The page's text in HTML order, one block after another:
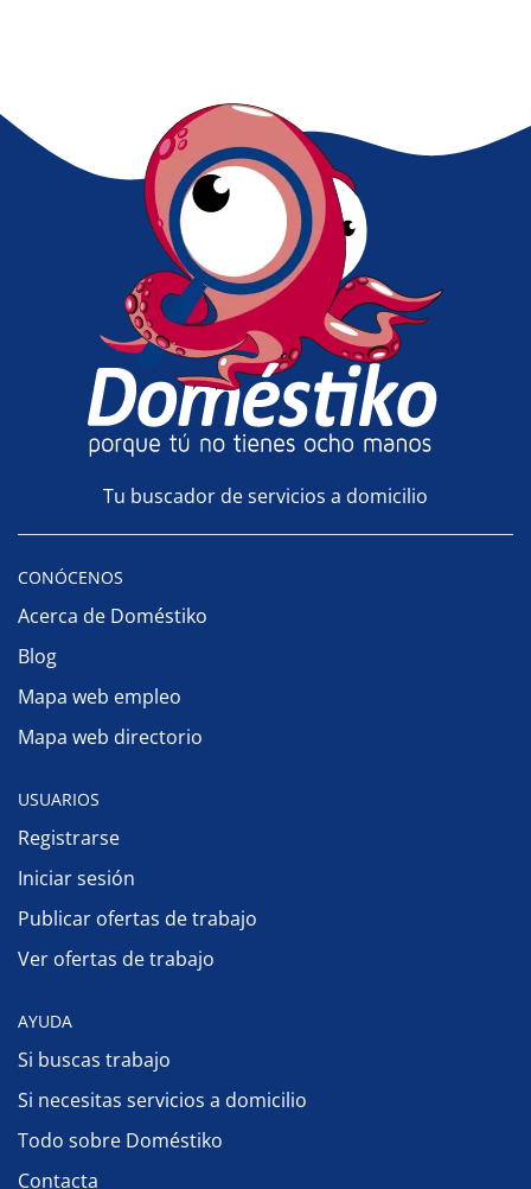
Tu buscador de servicios a domicilio
CONÓCENOS
Acerca de Doméstiko
Blog
Mapa web empleo
Mapa web directorio
USUARIOS
Registrarse
Iniciar sesión
Publicar ofertas de trabajo
Ver ofertas de trabajo
AYUDA
Si buscas trabajo
Si necesitas servicios a domicilio
Todo sobre Doméstiko
Contacta